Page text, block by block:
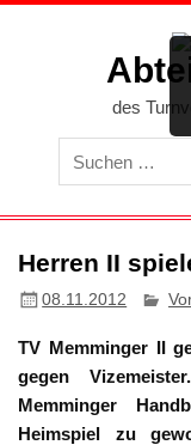
Zum
des
Herren II
08.11.2012
TV Memminger II
gegen
Memminger
Heimspiel zu